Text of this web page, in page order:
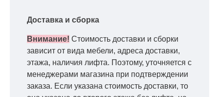
Доставка и сборка
Внимание! Стоимость доставки и сборки
зависит от вида мебели, адреса доставки,
этажа, наличия лифта. Поэтому, уточняется с
менеджерами магазина при подтверждении
заказа. Если указана стоимость доставки, то